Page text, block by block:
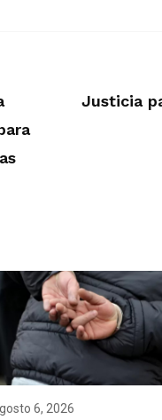
Justicia
6, 2026